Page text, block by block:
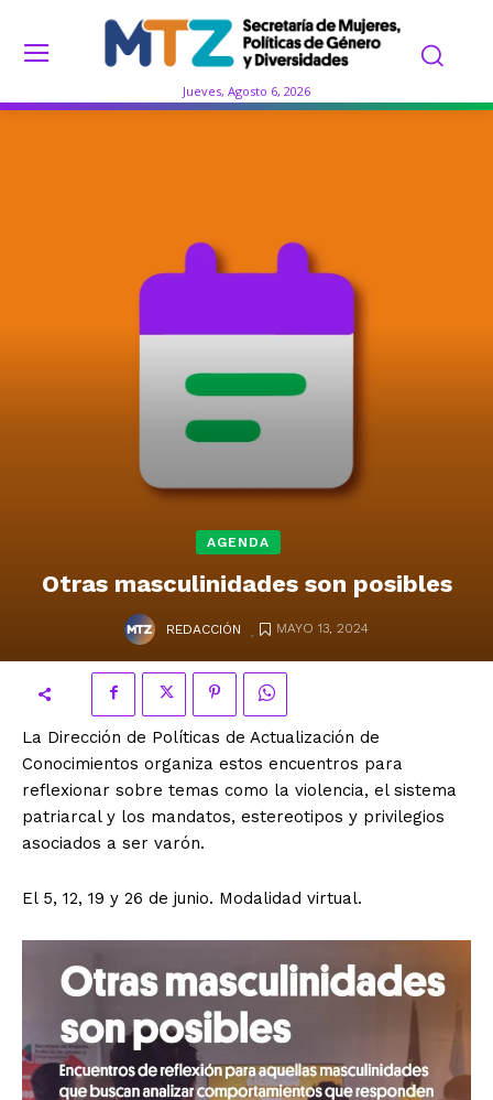
Jueves, Agosto 6, 2026
AGENDA
Otras masculinidades son posibles
REDACCIÓN . MAYO 13, 2024
La Dirección de Políticas de Actualización de
Conocimientos organiza estos encuentros para
reflexionar sobre temas como la violencia, el sistema
patriarcal y los mandatos, estereotipos y privilegios
asociados a ser varón.
El 5, 12, 19 y 26 de junio. Modalidad virtual.